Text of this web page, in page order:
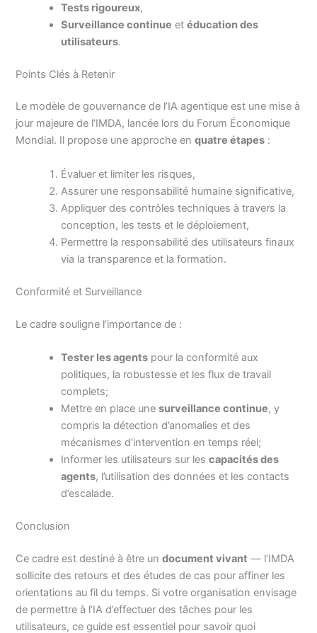
Tests rigoureux,
Surveillance continue etéducation des
utilisateurs.
Points Clés à Retenir
Le modèle de gouvernance de l’IA agentique est une mise à
jour majeure de l’IMDA, lancée lors du Forum Économique
Mondial. Il propose une approche enquatre étapes :
Évaluer et limiter les risques,
Assurer une responsabilité humaine significative,
Appliquer des contrôles techniques à travers la
conception, les tests et le déploiement,
Permettre la responsabilité des utilisateurs finaux
via la transparence et la formation.
Conformité et Surveillance
Le cadre souligne l’importance de :
Tester les agents pour la conformité aux
politiques, la robustesse et les flux de travail
complets;
Mettre en place unesurveillance continue, y
compris la détection d’anomalies et des
mécanismes d’intervention en temps réel;
Informer les utilisateurs sur lescapacités des
agents, l’utilisation des données et les contacts
d’escalade.
Conclusion
Ce cadre est destiné à être undocument vivant — l’IMDA
sollicite des retours et des études de cas pour affiner les
orientations au fil du temps. Si votre organisation envisage
de permettre à l’IA d’effectuer des tâches pour les
utilisateurs, ce guide est essentiel pour savoir quoi